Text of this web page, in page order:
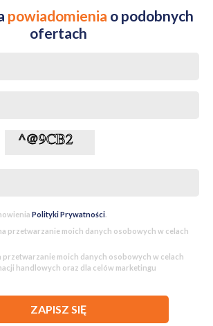
powiadomienia o podobnych
ofertach
Polityki Prywatności.
przetwarzanie moich danych osobowych w celach
przetwarzanie moich danych osobowych w celach
handlowych oraz dla celów marketingu
ZAPISZ SIĘ